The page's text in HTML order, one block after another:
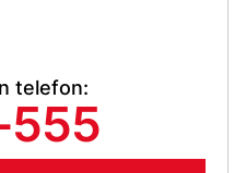
telefon: